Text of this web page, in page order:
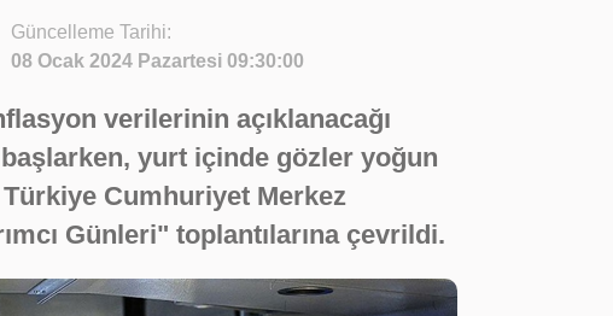
Güncelleme Tarihi:
08 Ocak 2024 Pazartesi 09:30:00
verilerinin açıklanacağı
yurt içinde gözler yoğun
Cumhuriyet Merkez
Günleri" toplantılarına çevrildi.